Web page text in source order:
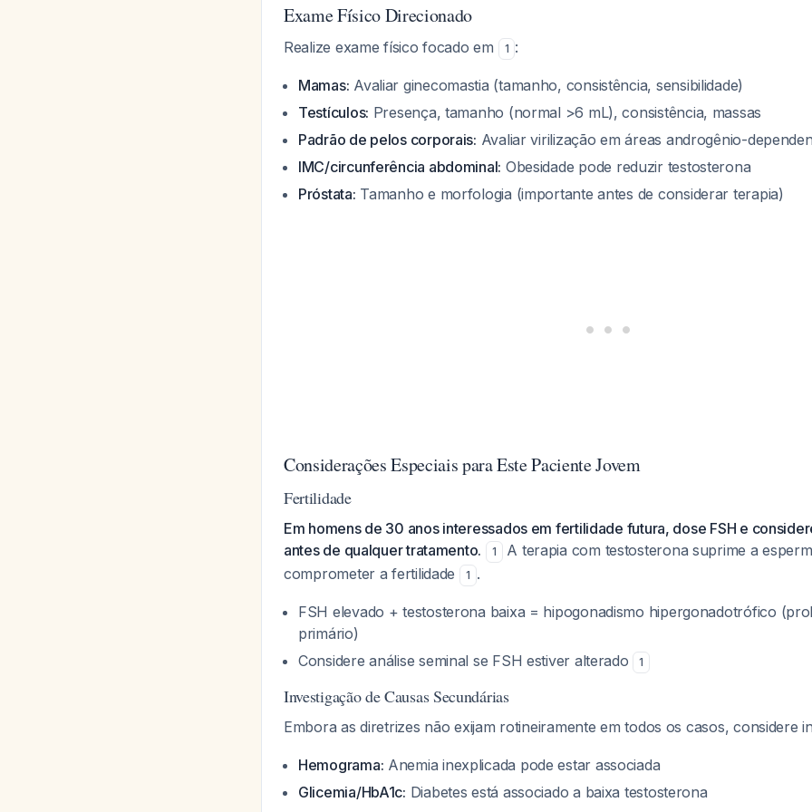
Exame Físico Direcionado
Realize exame físico focado em 1 :
Mamas: Avaliar ginecomastia (tamanho, consistência, sensibilidade)
Testículos: Presença, tamanho (normal >6 mL), consistência, massas
Padrão de pelos corporais: Avaliar virilização em áreas androgênio-
IMC/circunferência abdominal: Obesidade pode reduzir testosterona
Próstata: Tamanho e morfologia (importante antes de considerar terapia)
Considerações Especiais para Este Paciente Jovem
Fertilidade
Em homens de 30 anos interessados em fertilidade futura, dose FSH e
antes de qualquer tratamento.
1
A terapia com testosterona suprime a
comprometer a fertilidade
1 .
FSH elevado + testosterona baixa = hipogonadismo hipergonadotrófico
primário)
Considere análise seminal se FSH estiver alterado
1
Investigação de Causas Secundárias
Embora as diretrizes não exijam rotineiramente em todos os casos, considere
Hemograma: Anemia inexplicada pode estar associada
Glicemia/HbA1c: Diabetes está associado a baixa testosterona